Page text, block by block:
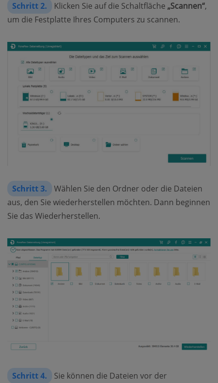
Schritt 2. Klicken Sie auf die Schaltfläche „Scannen“,
um die Festplatte Ihres Computers zu scannen.
Schritt 3.
Wählen Sie den Ordner oder die Dateien
aus, den Sie wiederherstellen möchten. Dann beginnen
Sie das Wiederherstellen.
Schritt 4. Sie können die Dateien vor der